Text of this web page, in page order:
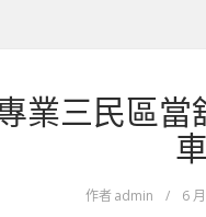
業三民區
作者admin / 6